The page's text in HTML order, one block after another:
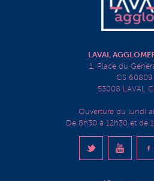
LAVAL
1, Place du
CS 60809
53008 LAVAL
Ouverture du lundi
De 8h30 à 12h30 et de